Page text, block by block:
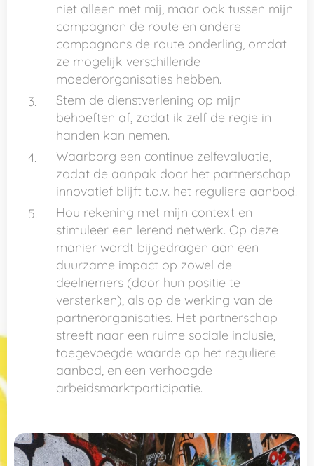
niet alleen met mij, maar ook tussen mijn
compagnon de route en andere
compagnons de route onderling, omdat
ze mogelijk verschillende
moederorganisaties hebben.
Stem de dienstverlening op mijn
behoeften af, zodat ik zelf de regie in
handen kan nemen.
Waarborg een continue zelfevaluatie,
zodat de aanpak door het partnerschap
innovatief blijft t.o.v. het reguliere aanbod.
Hou rekening met mijn context en
stimuleer een lerend netwerk. Op deze
manier wordt bijgedragen aan een
duurzame impact op zowel de
deelnemers (door hun positie te
versterken), als op de werking van de
partnerorganisaties. Het partnerschap
streeft naar een ruime sociale inclusie,
toegevoegde waarde op het reguliere
aanbod, en een verhoogde
arbeidsmarktparticipatie.